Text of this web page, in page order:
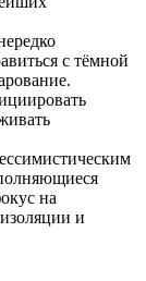
с тёмной
на
и